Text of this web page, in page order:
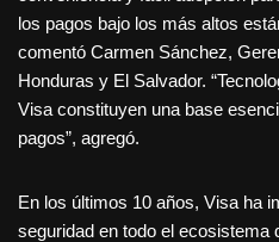
los pagos bajo los más altos
comentó Carmen Sánchez,
Honduras y El Salvador.
Visa constituyen una base
pagos”, agregó.
En los últimos 10 años, Visa ha
seguridad en todo el ecosistema